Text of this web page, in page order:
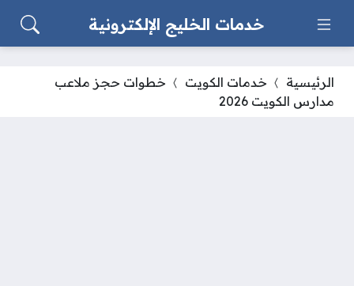
خدمات الخليج الإلكترونية
الرئيسية خدمات الكويت
خطوات حجز ملاعب
مدارس الكويت 2026